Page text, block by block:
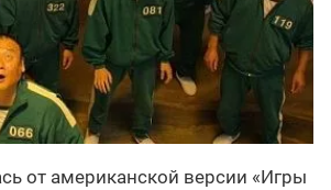
от американской версии «Игры